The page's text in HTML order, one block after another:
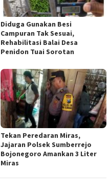
Diduga Gunakan Besi
Campuran Tak Sesuai,
Rehabilitasi Balai Desa
Penidon Tuai Sorotan
Tekan Peredaran Miras,
Jajaran Polsek Sumberrejo
Bojonegoro Amankan 3 Liter
Miras